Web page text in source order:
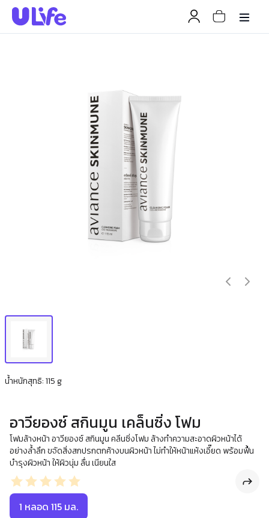
น้ำหนักสุทธิ: 115 g
อาวียองซ์ สกินมูน เคล็นซิ่ง โฟม
โฟมล้างหน้า อาวียองซ์ สกินมูน คลีนซิ่งโฟม ล้างทำความสะอาดผิวหน้าได้
อย่างล้ำลึก ขจัดสิ่งสกปรกตกค้างบนผิวหน้า ไม่ทำให้หน้าแห้งเอี๊ยด พร้อมฟื้น
บำรุงผิวหน้า ให้ผิวนุ่ม ลื่น เนียนใส
1 หลอด 115 มล.